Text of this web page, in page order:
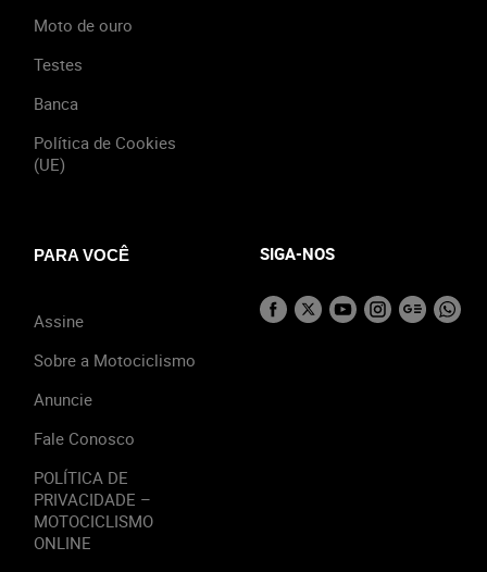
Moto de ouro
Testes
Banca
Política de Cookies
(UE)
PARA VOCÊ
Assine
Sobre a Motociclismo
Anuncie
Fale Conosco
POLÍTICA DE
PRIVACIDADE –
MOTOCICLISMO
ONLINE
SIGA-NOS